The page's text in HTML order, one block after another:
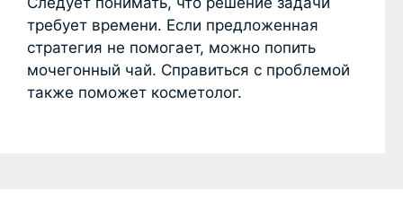
требует времени. Если предложенная
стратегия не помогает, можно попить
мочегонный чай. Справиться с проблемой
также поможет косметолог.